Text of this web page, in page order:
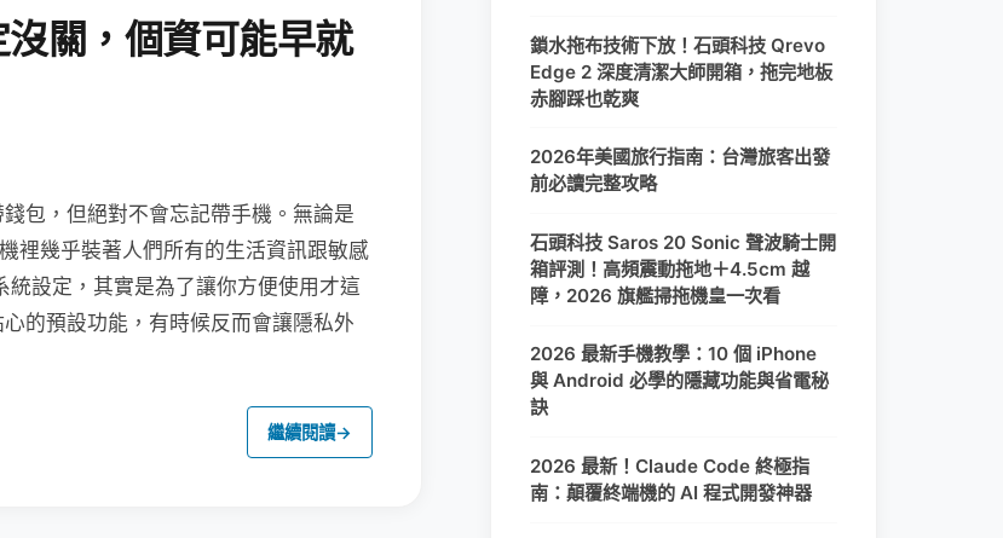
關，個資可能早就
包，但絕對不會忘記帶手機。無論是
裡幾乎裝著人們所有的生活資訊跟敏感
設定，其實是為了讓你方便使用才這
的預設功能，有時候反而會讓隱私外
繼續閱讀→
鎖水拖布技術下放！石頭科技 Qrevo
Edge 2 深度清潔大師開箱，拖完地板
赤腳踩也乾爽
2026年美國旅行指南：台灣旅客出發
前必讀完整攻略
石頭科技 Saros 20 Sonic 聲波騎士開
箱評測！高頻震動拖地＋4.5cm 越
障，2026 旗艦掃拖機皇一次看
2026 最新手機教學：10 個 iPhone
與 Android 必學的隱藏功能與省電秘
訣
2026 最新！Claude Code 終極指
南：顛覆終端機的 AI 程式開發神器